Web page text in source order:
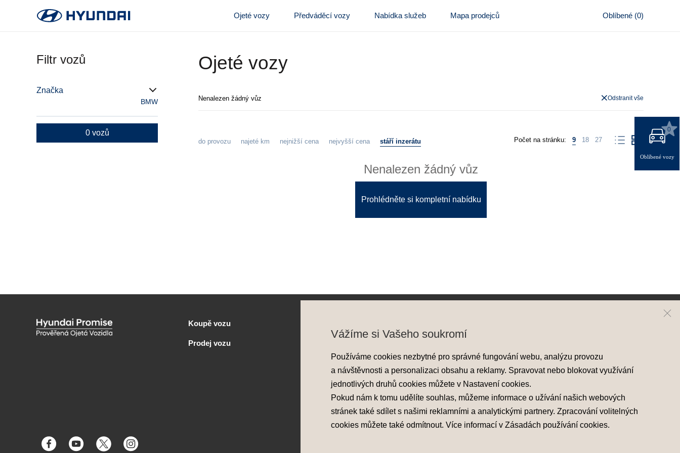
Ojeté vozy Předváděcí vozy Nabídka služeb Mapa prodejců Oblíbené (0)
0
Oblíbené vozy
Filtr vozů
Značka
BMW
0 vozů
Ojeté vozy
Nenalezen žádný vůz Odstranit vše
do provozu najeté km nejnižší cena nejvyšší cena stáří inzerátu Počet na stránku: 9 18 27
Nenalezen žádný vůz
Prohlédněte si kompletní nabídku
Koupě vozu
Prodej vozu
Prodloužená záruka
Pojištění
Asistenční služba
Probíhající akce
Nové skladové vozy
Předváděcí vozy
Akční nabídky
Vážíme si Vašeho soukromí
Používáme cookies nezbytné pro správné fungování webu, analýzu provozu
a návštěvnosti a personalizaci obsahu a reklamy. Spravovat nebo blokovat využívání
jednotlivých druhů cookies můžete v Nastavení cookies.
Pokud nám k tomu udělíte souhlas, můžeme informace o užívání našich webových
stránek také sdílet s našimi reklamními a analytickými partnery. Zpracování volitelných
cookies můžete také odmítnout. Více informací v Zásadách používání cookies.